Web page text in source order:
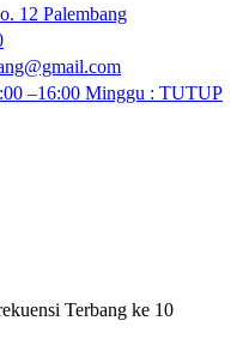
12 Palembang
–16:00 Minggu : TUTUP
Terbang ke 10